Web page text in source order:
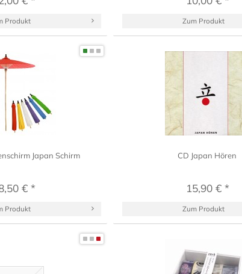
Produkt Zum Produkt
Japan Schirm
€ *
Produkt
CD Japan Hören
15,90 € *
Zum Produkt